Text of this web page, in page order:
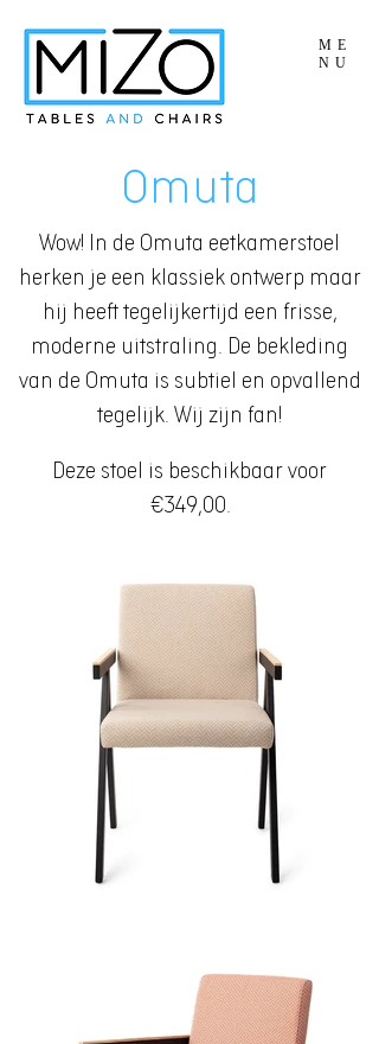
ME
NU
Omuta
Wow! In de Omuta eetkamerstoel
herken je een klassiek ontwerp maar
hij heeft tegelijkertijd een frisse,
moderne uitstraling. De bekleding
van de Omuta is subtiel en opvallend
tegelijk. Wij zijn fan!
Deze stoel is beschikbaar voor
€349,00.